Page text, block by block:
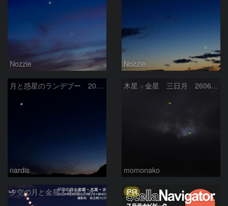
Nozzie Nozzie
月と惑星のランデブー 2026/06/19
nardis
木星 金星 三日月 260618
momonako
夕空の月と金星・木星・水星の接近 2026/6/18 PR